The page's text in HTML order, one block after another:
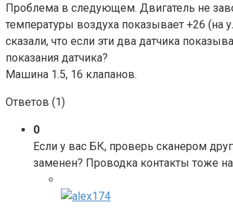
Проблема в следующем. Двигатель не
температуры воздуха показывает +26 (на
сказали, что если эти два датчика
показания датчика?
Машина 1.5, 16 клапанов.
Ответов (1)
0
Если у вас БК, проверь сканером
заменен? Проводка контакты тоже